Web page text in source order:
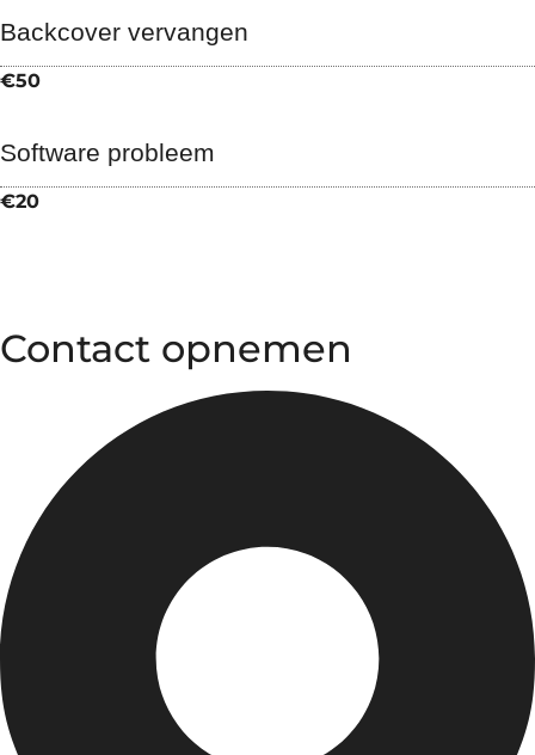
Backcover vervangen
€50
Software probleem
€20
Contact opnemen